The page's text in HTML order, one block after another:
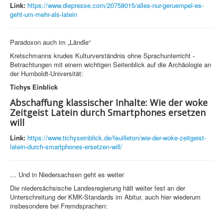
Link: https://www.diepresse.com/20758015/alles-nur-geruempel-es-
geht-um-mehr-als-latein
Paradoxon auch im „Ländle“
Kretschmanns krudes Kulturverständnis ohne Sprachunterricht -
Betrachtungen mit einem wichtigen Seitenblick auf die Archäologie an
der Humboldt-Universität:
Tichys Einblick
Abschaffung klassischer Inhalte: Wie der woke
Zeitgeist Latein durch Smartphones ersetzen
will
Link: https://www.tichyseinblick.de/feuilleton/wie-der-woke-zeitgeist-
latein-durch-smartphones-ersetzen-will/
… Und in Niedersachsen geht es weiter
Die niedersächsische Landesregierung hält weiter fest an der
Unterschreitung der KMK-Standards im Abitur, auch hier wiederum
insbesondere bei Fremdsprachen: